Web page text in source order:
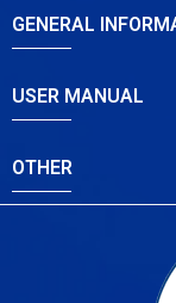
GENERAL
USER MANUAL
OTHER